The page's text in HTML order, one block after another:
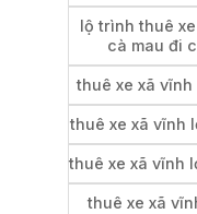
lộ trình thuê
cà mau đi
thuê xe xã
thuê xe xã vĩnh
thuê xe xã vĩnh
thuê xe xã